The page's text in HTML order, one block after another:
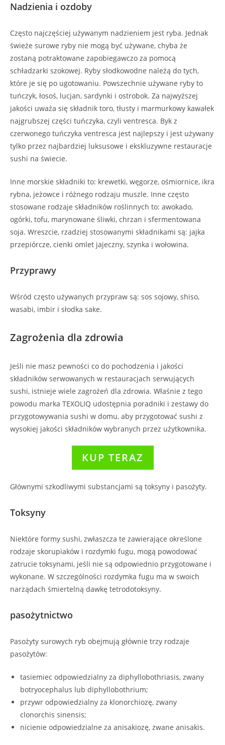
Nadzienia i ozdoby
Często najczęściej używanym nadzieniem jest ryba. Jednak
świeże surowe ryby nie mogą być używane, chyba że
zostaną potraktowane zapobiegawczo za pomocą
schładzarki szokowej. Ryby słodkowodne należą do tych,
które je się po ugotowaniu. Powszechnie używane ryby to
tuńczyk, łosoś, lucjan, sardynki i ostrobok. Za najwyższej
jakości uważa się składnik toro, tłusty i marmurkowy kawałek
najgrubszej części tuńczyka, czyli ventresca. Byk z
czerwonego tuńczyka ventresca jest najlepszy i jest używany
tylko przez najbardziej luksusowe i ekskluzywne restauracje
sushi na świecie.
Inne morskie składniki to: krewetki, węgorze, ośmiornice, ikra
rybna, jeżowce i różnego rodzaju muszle. Inne często
stosowane rodzaje składników roślinnych to: awokado,
ogórki, tofu, marynowane śliwki, chrzan i sfermentowana
soja. Wreszcie, rzadziej stosowanymi składnikami są: jajka
przepiórcze, cienki omlet jajeczny, szynka i wołowina.
Przyprawy
Wśród często używanych przypraw są: sos sojowy, shiso,
wasabi, imbir i słodka sake.
Zagrożenia dla zdrowia
Jeśli nie masz pewności co do pochodzenia i jakości
składników serwowanych w restauracjach serwujących
sushi, istnieje wiele zagrożeń dla zdrowia. Właśnie z tego
powodu marka TEXOLIQ udostępnia poradniki i zestawy do
przygotowywania sushi w domu, aby przygotować sushi z
wysokiej jakości składników wybranych przez użytkownika.
KUP TERAZ
Głównymi szkodliwymi substancjami są toksyny i pasożyty.
Toksyny
Niektóre formy sushi, zwłaszcza te zawierające określone
rodzaje skorupiaków i rozdymki fugu, mogą powodować
zatrucie toksynami, jeśli nie są odpowiednio przygotowane i
wykonane. W szczególności rozdymka fugu ma w swoich
narządach śmiertelną dawkę tetrodotoksyny.
pasożytnictwo
Pasożyty surowych ryb obejmują głównie trzy rodzaje
pasożytów:
tasiemiec odpowiedzialny za diphyllobothriasis, zwany
botryocephalus lub diphyllobothrium;
przywr odpowiedzialny za klonorchiozę, zwany
clonorchis sinensis;
nicienie odpowiedzialne za anisakiozę, zwane anisakis.